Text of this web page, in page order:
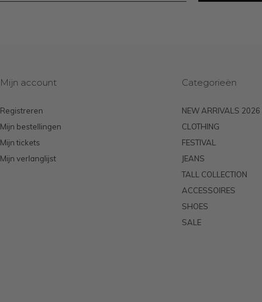
Mijn account
Registreren
Mijn bestellingen
Mijn tickets
Mijn verlanglijst
Categorieën
NEW ARRIVALS 2026
CLOTHING
FESTIVAL
JEANS
TALL COLLECTION
ACCESSOIRES
SHOES
SALE